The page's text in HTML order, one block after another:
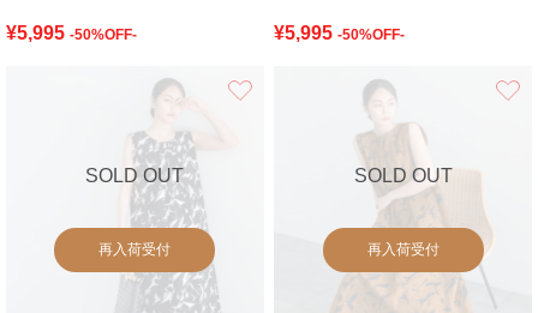
¥5,995 -50%OFF- ¥5,995 -50%OFF-
SOLD OUT
再入荷受付
SOLD OUT
再入荷受付